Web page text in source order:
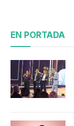
EN PORTADA